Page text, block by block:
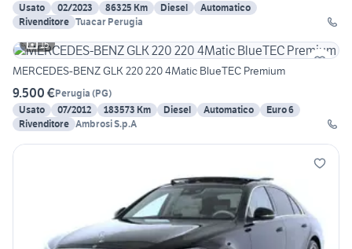
Usato
02/2023 86325 Km Diesel
Automatico
Rivenditore Tuacar Perugia
15
MERCEDES-BENZ GLK 220 220 4Matic BlueTEC Premium
9.500 €Perugia (PG)
Usato
07/2012 183573 Km Diesel Automatico
Euro 6
Rivenditore Ambrosi S.p.A